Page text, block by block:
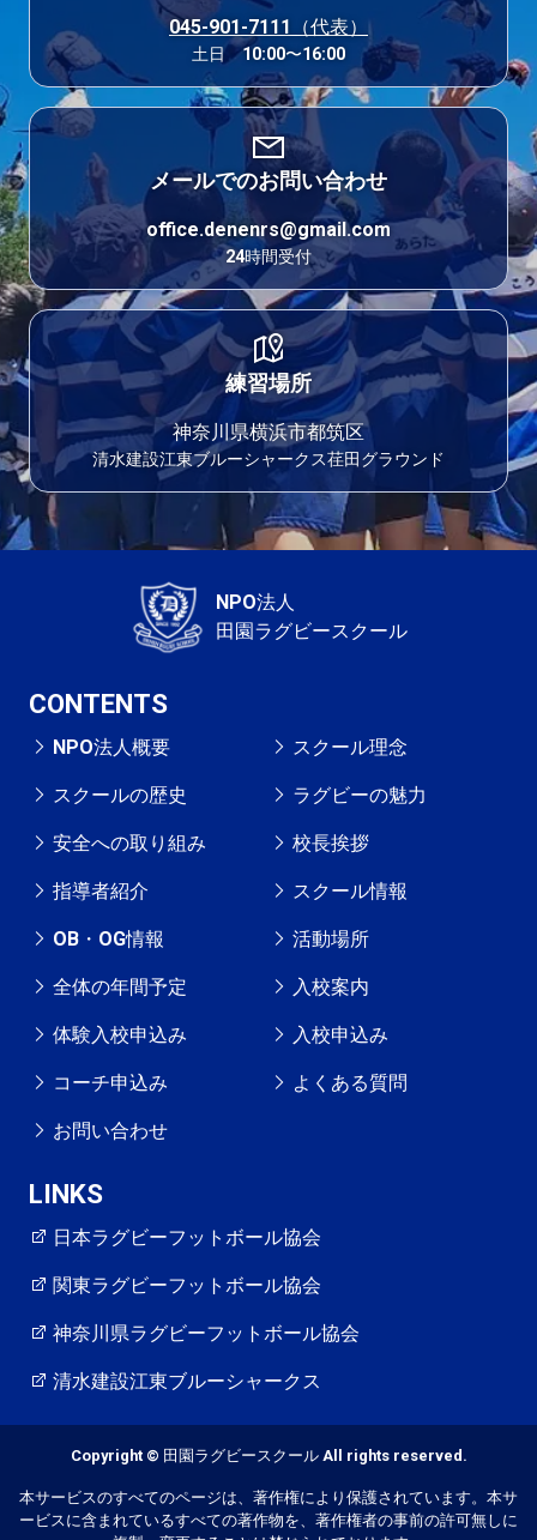
045-901-7111（代表）
土日 10:00〜16:00
メールでのお問い合わせ
office.denenrs@gmail.com
24時間受付
練習場所
神奈川県横浜市都筑区
清水建設江東ブルーシャークス荏田グラウンド
NPO法人
田園ラグビースクール
CONTENTS
NPO法人概要 スクール理念
スクールの歴史 ラグビーの魅力
安全への取り組み 校長挨拶
指導者紹介 スクール情報
OB・OG情報 活動場所
全体の年間予定 入校案内
体験入校申込み 入校申込み
コーチ申込み よくある質問
お問い合わせ
LINKS
日本ラグビーフットボール協会
関東ラグビーフットボール協会
神奈川県ラグビーフットボール協会
清水建設江東ブルーシャークス
Copyright © 田園ラグビースクール All rights reserved.
本サービスのすべてのページは、著作権により保護されています。本サ
ービスに含まれているすべての著作物を、著作権者の事前の許可無しに